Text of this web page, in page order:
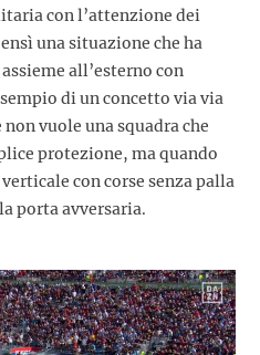
con l’attenzione dei
una situazione che ha
all’esterno con
di un concetto via via
vuole una squadra che
protezione, ma quando
con corse senza palla
porta avversaria.